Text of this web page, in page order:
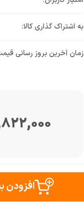
زمان آخرین بروز رسانی
افزودن